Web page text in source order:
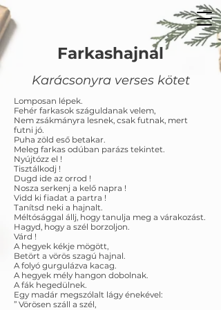
Farkashajnal
Karácsonyra verses kötet
Lomposan lépek.
Fehér farkasok száguldanak velem,
Nem zsákmányra lesnek, csak futnak, mert
futni jó.
Puha zöld eső betakar.
Meleg farkas odúban parázs tekintet.
Nyújtózz el !
Tisztálkodj !
Dugd ide az orrod !
Nosza serkenj a kelő napra !
Vidd ki fiadat a partra !
Tanítsd neki a hajnalt.
Méltósággal állj, hogy tanulja meg a várakozást.
Hagyd, hogy a szél borzoljon.
Várd !
A hegyek kékje mögött,
Betört a vörös szagú hajnal.
A folyó gurgulázva kacag.
A hegyek mély hangon dobolnak.
A fák hegedülnek.
Egy madár megszólalt lágy énekével:
” Vörösen száll a szél,